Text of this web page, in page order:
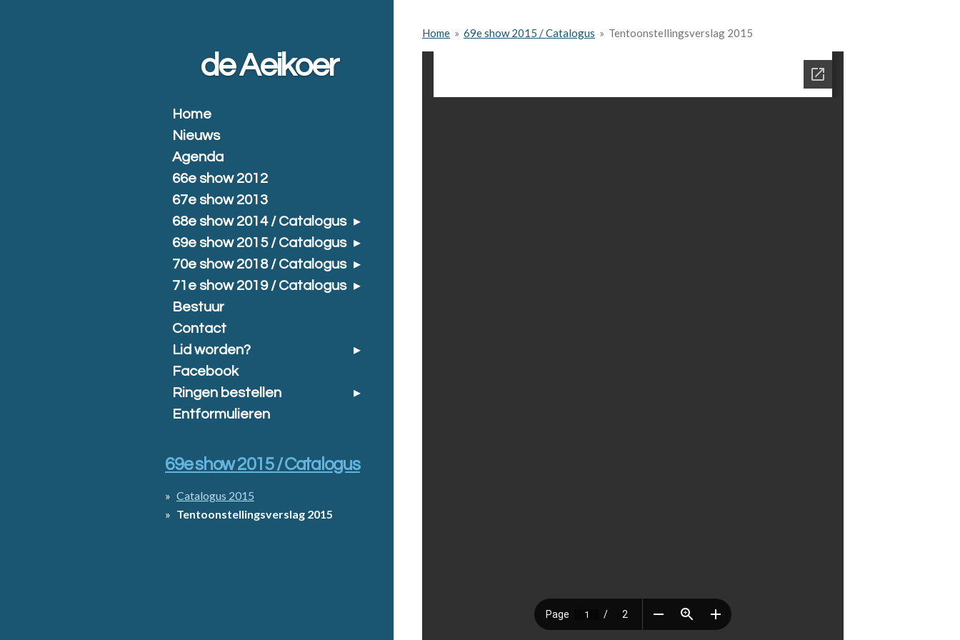
Home » 69e show 2015 / Catalogus » Tentoonstellingsverslag 2015
de Aeikoer
Home
Nieuws
Agenda
66e show 2012
67e show 2013
68e show 2014 / Catalogus
69e show 2015 / Catalogus
70e show 2018 / Catalogus
71e show 2019 / Catalogus
Bestuur
Contact
Lid worden?
Facebook
Ringen bestellen
Entformulieren
69e show 2015 / Catalogus
Catalogus 2015
Tentoonstellingsverslag 2015